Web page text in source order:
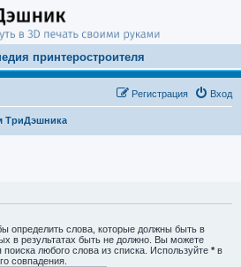
принтеростроителя
Вход
Регистрация
ТриДэшника
определить слова, которые должны быть в
в результатах быть не должно. Вы можете
поиска любого слова из списка. Используйте * в
совпадения.